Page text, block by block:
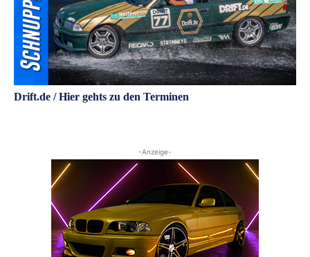
Drift.de / Hier gehts zu den Terminen
-Anzeige-